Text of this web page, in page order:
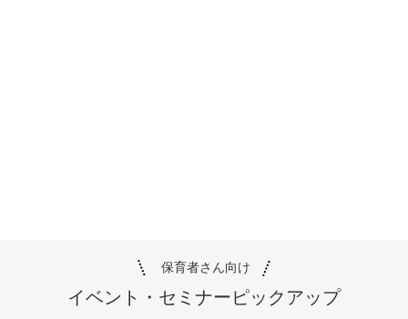
保育者さん向け
イベント・セミナーピックアップ